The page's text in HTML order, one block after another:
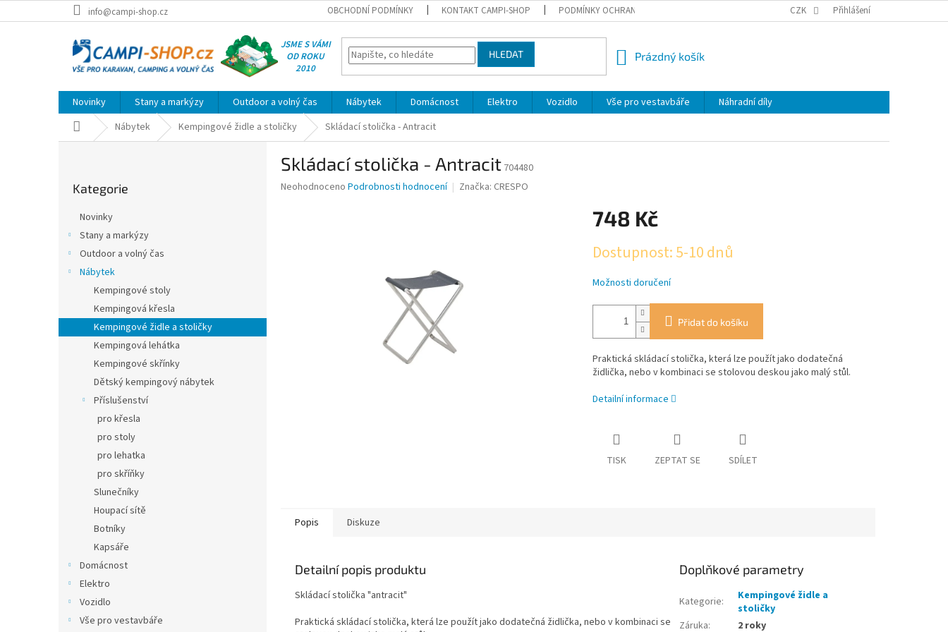
na
info@campi-shop.cz OBCHODNÍ PODMÍNKY KONTAKT CAMPI-SHOP PODMÍNKY OCHRANY OSOBNÍCH ÚDAJŮ REKLAMACE
CZK Přihlášení
JSME S VÁMI
OD ROKU
2010
HLEDAT
NÁKUPNÍ
Prázdný košík
Novinky Stany a markýzy Outdoor a volný čas Nábytek Domácnost Elektro Vozidlo Vše pro vestavbáře
Náhradní díly
Domů Nábytek Kempingové židle a stoličky Skládací stolička - Antracit
n
e
kategorie
Kategorie
Novinky
Stany a markýzy
Outdoor a volný čas
Nábytek
Kempingové stoly
Kempingová křesla
Kempingové židle a stoličky
Kempingová lehátka
Kempingové skřínky
Dětský kempingový nábytek
Příslušenství
pro křesla
pro stoly
pro lehatka
pro skříňky
Slunečníky
Houpací sítě
Botníky
Kapsáře
Domácnost
Elektro
Vozidlo
Vše pro vestavbáře
Skládací stolička - Antracit 704480
Průměrné
Neohodnoceno Podrobnosti hodnocení Značka: CRESPO
748 Kč
cena:
Dostupnost: 5-10 dnů
Možnosti doručení
Přidat do košíku
Praktická skládací stolička, která lze použít jako dodatečná
židlička, nebo v kombinaci se stolovou deskou jako malý stůl.
Detailní informace
TISK ZEPTAT SE SDÍLET
Popis Diskuze
Detailní popis produktu
Skládací stolička "antracit"
Praktická skládací stolička, která lze použít jako dodatečná židlička, nebo v kombinaci se
Doplňkové parametry
Kategorie:
Kempingové židle a
stoličky
Záruka:
2 roky